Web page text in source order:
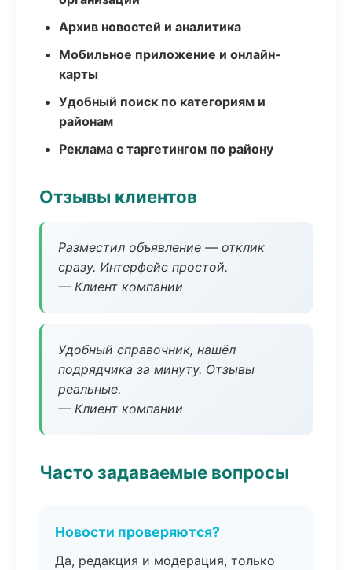
Архив новостей и аналитика
Мобильное приложение и онлайн-
карты
Удобный поиск по категориям и
районам
Реклама с таргетингом по району
Отзывы клиентов
Разместил объявление — отклик
сразу. Интерфейс простой.
— Клиент компании
Удобный справочник, нашёл
подрядчика за минуту. Отзывы
реальные.
— Клиент компании
Часто задаваемые вопросы
Новости проверяются?
Да, редакция и модерация, только